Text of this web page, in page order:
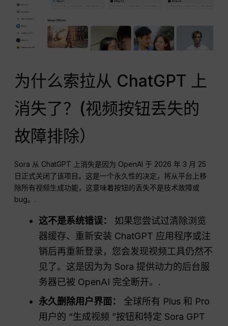
为什么索拉从 ChatGPT 上
消失了？(视频按钮丢失的
故障排除）
Sora 从 ChatGPT 上消失是因为 OpenAI 于 2026 年 3 月 25
日正式关闭了该项目。这是一个永久性的决定，将从平台上移
除所有视频生成功能，这意味着按钮的丢失不是技术故障或
bug。.
这不是系统错误：
如果您尝试过清除浏览
器缓存、重新安装 ChatGPT 应用程序或注
销后再重新登录，您会发现视频工具仍然不
见了。这是因为为 Sora 提供动力的后台服
务器已被 OpenAI 完全断开。.
永久删除用户界面：
全球所有 Plus 和 Pro
用户的 “生成视频 ”按钮和特定 Sora GPT